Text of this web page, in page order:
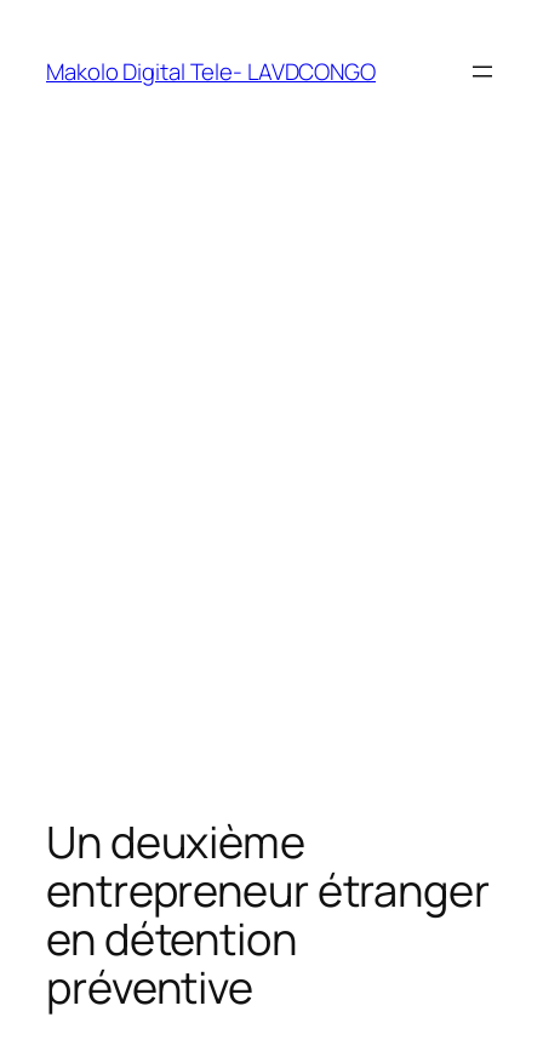
Makolo Digital Tele- LAVDCONGO
Un deuxième
entrepreneur étranger
en détention
préventive